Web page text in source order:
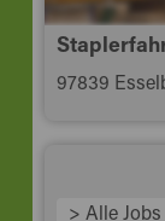
97839
> Alle